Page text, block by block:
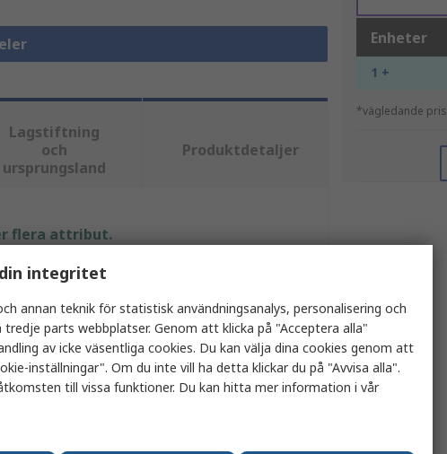
Enheter
1 +
*vägledande pris
Lagstiftning
och
ursprungsland
Produktdetaljer
flera attribut.
Värde
Rittal
Rackpanel
Polyetylentereftalat-G (PETG)
integritet
annan teknik för statistisk användningsanalys, personalisering och
parts webbplatser. Genom att klicka på "Acceptera alla"
av icke väsentliga cookies. Du kan välja dina cookies genom att
inställningar". Om du inte vill ha detta klickar du på "Avvisa alla".
till vissa funktioner. Du kan hitta mer information i vår